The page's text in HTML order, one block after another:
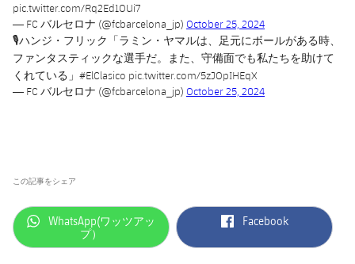
pic.twitter.com/Rq2Ed1OUi7
— FC バルセロナ (@fcbarcelona_jp) October 25, 2024
🎙️ハンジ・フリック「ラミン・ヤマルは、足元にボールがある時、
ファンタスティックな選手だ。また、守備面でも私たちを助けて
くれている」 #ElClasico pic.twitter.com/5zJOpIHEqX
— FC バルセロナ (@fcbarcelona_jp) October 25, 2024
この記事をシェア
label.aria.whatsapp
WhatsApp(ワッツアッ
プ）
label.aria.facebook
Facebook